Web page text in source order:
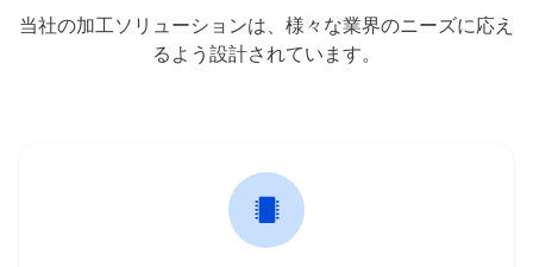
当社の加工ソリューションは、様々な業界のニーズに応え
るよう設計されています。